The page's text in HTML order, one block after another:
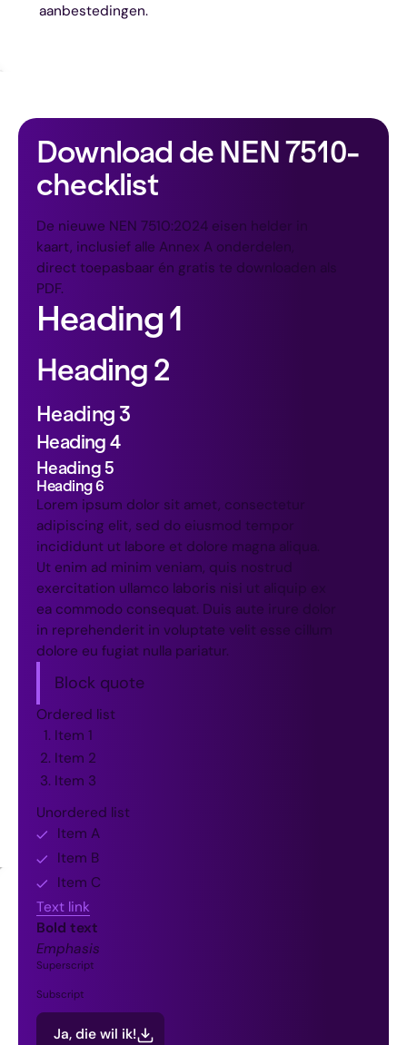
aanbestedingen.
Download de NEN 7510-
checklist
De nieuwe NEN 7510:2024 eisen helder in
kaart, inclusief alle Annex A onderdelen,
direct toepasbaar én gratis te downloaden als
PDF.
Heading 1
Heading 2
Heading 3
Heading 4
Heading 5
Heading 6
Lorem ipsum dolor sit amet, consectetur
adipiscing elit, sed do eiusmod tempor
incididunt ut labore et dolore magna aliqua.
Ut enim ad minim veniam, quis nostrud
exercitation ullamco laboris nisi ut aliquip ex
ea commodo consequat. Duis aute irure dolor
in reprehenderit in voluptate velit esse cillum
dolore eu fugiat nulla pariatur.
Block quote
Ordered list
Item 1
Item 2
Item 3
Unordered list
Item A
Item B
Item C
Text link
Bold text
Emphasis
Superscript
Subscript
Ja, die wil ik!